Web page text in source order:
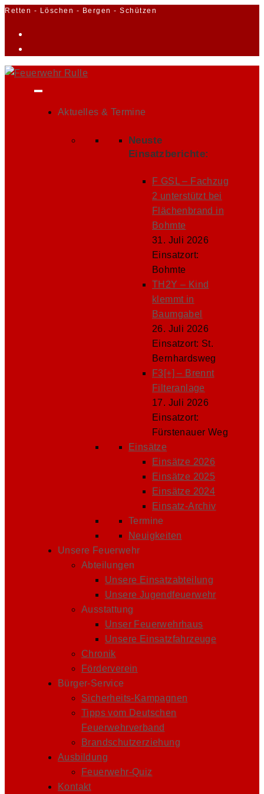
Zum
Retten - Löschen - Bergen - Schützen
Aktuelles & Termine
Neuste
Einsatzberichte:
F GSL – Fachzug
2 unterstützt bei
Flächenbrand in
Bohmte
31. Juli 2026
Einsatzort:
Bohmte
TH2Y – Kind
klemmt in
Baumgabel
26. Juli 2026
Einsatzort: St.
Bernhardsweg
F3[+] – Brennt
Filteranlage
17. Juli 2026
Einsatzort:
Fürstenauer Weg
Einsätze
Einsätze 2026
Einsätze 2025
Einsätze 2024
Einsatz-Archiv
Termine
Neuigkeiten
Unsere Feuerwehr
Abteilungen
Unsere Einsatzabteilung
Unsere Jugendfeuerwehr
Ausstattung
Unser Feuerwehrhaus
Unsere Einsatzfahrzeuge
Chronik
Förderverein
Bürger-Service
Sicherheits-Kampagnen
Tipps vom Deutschen
Feuerwehrverband
Brandschutzerziehung
Ausbildung
Feuerwehr-Quiz
Kontakt